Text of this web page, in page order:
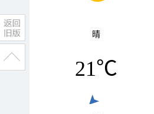
晴
21℃